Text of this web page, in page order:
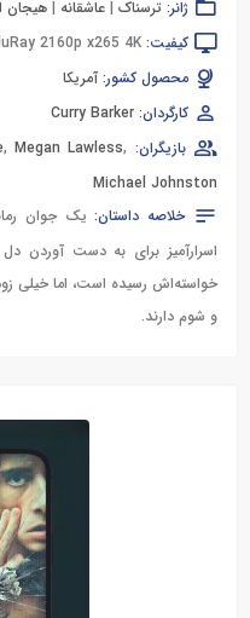
ژانر: ترسناک | عاشقانه | هیجان
کیفیت: 2160p x265 4K
محصول کشور: آمریکا
کارگردان: Curry Barker
بازیگران:
,Megan Lawless,
Michael Johnston
خلاصه داستان: یک جوان
اسرارآمیز برای به دست آوردن
خواسته‌اش رسیده است، اما خیلی
و شوم دارند.